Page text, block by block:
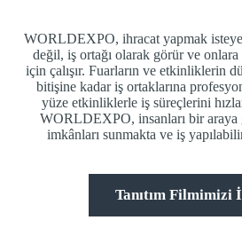
WORLDEXPO, ihracat yapmak
değil, iş ortağı olarak görür ve
için çalışır. Fuarların ve etkinliklerin
bitişine kadar iş ortaklarına
yüze etkinliklerle iş süreçlerini
WORLDEXPO, insanları bir
imkânları sunmakta ve iş
Tanıtım Filmimizi